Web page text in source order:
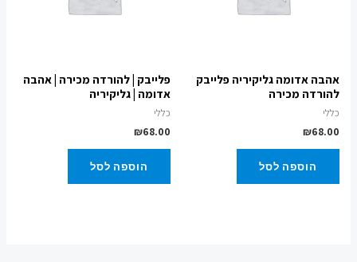
אהבה אדומה גליקיריה פלייבק
להורדה מכירה
כללי
₪68.00
הוספה לסל
פלייבק | להורדה מכירה | אהבה
אדומה | גליקיריה
כללי
₪68.00
הוספה לסל